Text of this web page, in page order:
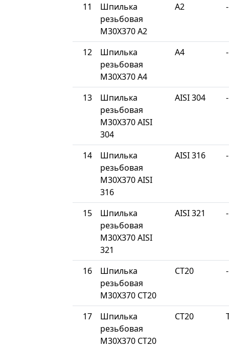
11
Шпилька
резьбовая
М30Х370 A2
A2 -
12
Шпилька
резьбовая
М30Х370 A4
A4 -
13
Шпилька
резьбовая
М30Х370 AISI
304
AISI 304 -
14
Шпилька
резьбовая
М30Х370 AISI
316
AISI 316 -
15
Шпилька
резьбовая
М30Х370 AISI
321
AISI 321 -
16
Шпилька
резьбовая
М30Х370 СТ20
СТ20 -
17
Шпилька
резьбовая
М30Х370 СТ20
СТ20